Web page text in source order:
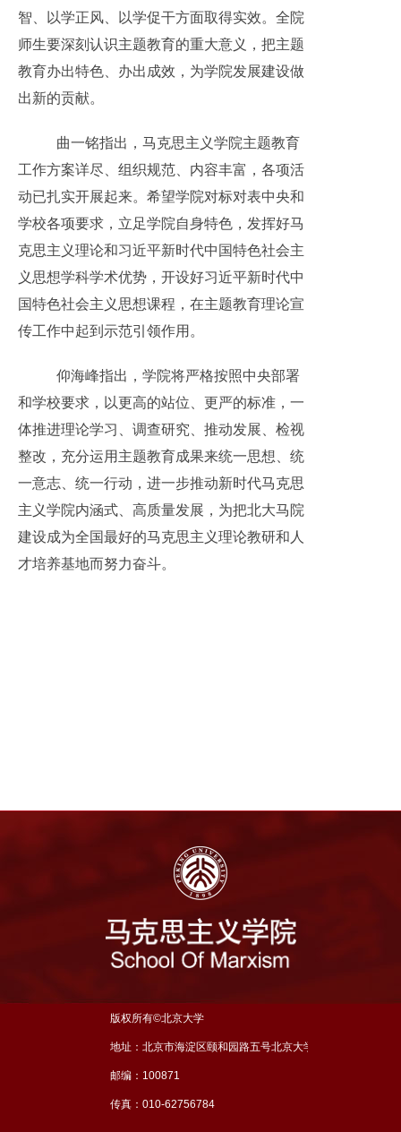
智、以学正风、以学促干方面取得实效。全院
师生要深刻认识主题教育的重大意义，把主题
教育办出特色、办出成效，为学院发展建设做
出新的贡献。
曲一铭指出，马克思主义学院主题教育
工作方案详尽、组织规范、内容丰富，各项活
动已扎实开展起来。希望学院对标对表中央和
学校各项要求，立足学院自身特色，发挥好马
克思主义理论和习近平新时代中国特色社会主
义思想学科学术优势，开设好习近平新时代中
国特色社会主义思想课程，在主题教育理论宣
传工作中起到示范引领作用。
仰海峰指出，学院将严格按照中央部署
和学校要求，以更高的站位、更严的标准，一
体推进理论学习、调查研究、推动发展、检视
整改，充分运用主题教育成果来统一思想、统
一意志、统一行动，进一步推动新时代马克思
主义学院内涵式、高质量发展，为把北大马院
建设成为全国最好的马克思主义理论教研和人
才培养基地而努力奋斗。
版权所有©北京大学
地址：北京市海淀区颐和园路五号北京大学理科五号楼三层
邮编：100871
传真：010-62756784